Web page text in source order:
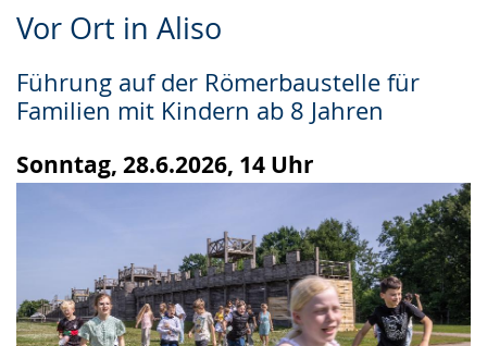
Vor Ort in Aliso
Führung auf der Römerbaustelle für
Familien mit Kindern ab 8 Jahren
Sonntag, 28.6.2026, 14 Uhr
Leichten
wechseln.
Audio-
Video
Deutscher
wird